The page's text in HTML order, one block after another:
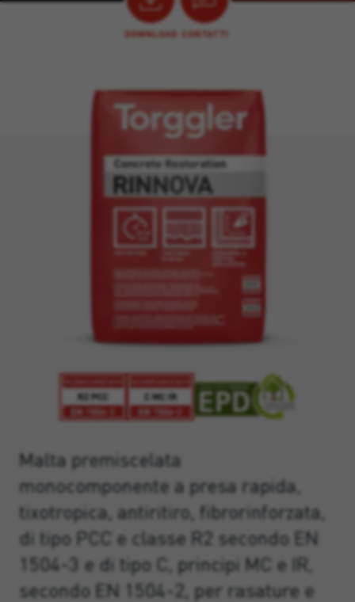
DOWNLOAD CONTATTI
Malta premiscelata
monocomponente a presa rapida,
tixotropica, antiritiro, fibrorinforzata,
di tipo PCC e classe R2 secondo EN
1504-3 e di tipo C, principi MC e IR,
secondo EN 1504-2, per rasature e